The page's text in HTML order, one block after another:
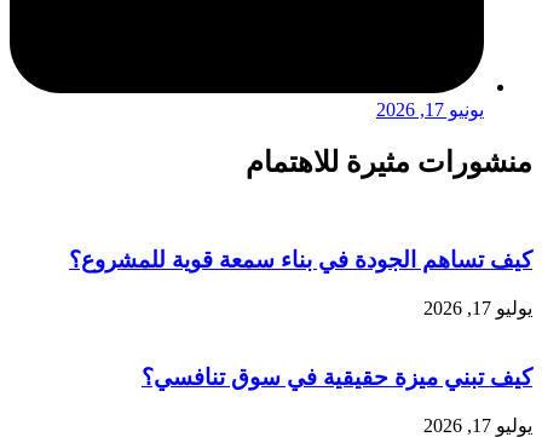
يونيو 17, 2026
منشورات مثيرة للاهتمام
كيف تساهم الجودة في بناء سمعة قوية للمشروع؟
يوليو 17, 2026
كيف تبني ميزة حقيقية في سوق تنافسي؟
يوليو 17, 2026